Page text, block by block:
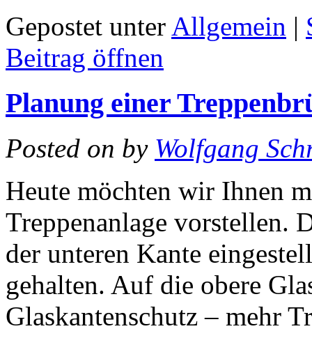
Gepostet unter Allgemein |
Beitrag öffnen
Planung einer
Posted on by Wolfgang
Heute möchten wir Ihnen
Treppenanlage vorstellen.
der unteren Kante
gehalten. Auf die obere
Glaskantenschutz – mehr